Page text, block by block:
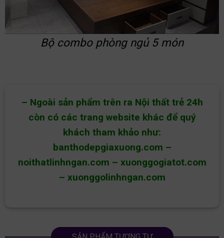
Bộ combo phòng ngủ 5 món
– Ngoài sản phẩm trên ra Nội thất trẻ 24h
còn có các trang website khác để quý
khách tham khảo như:
banthodepgiaxuong.com –
noithatlinhngan.com – xuonggogiatot.com
– xuonggolinhngan.com